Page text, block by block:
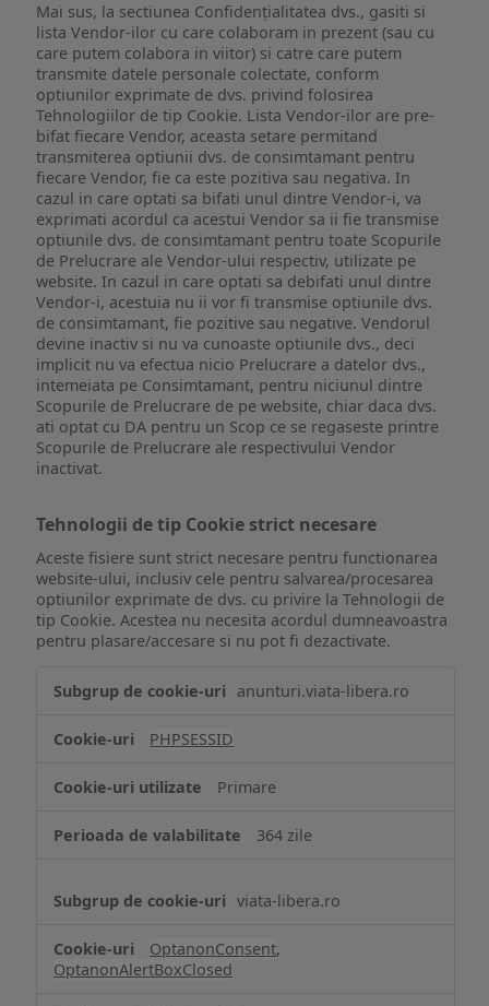
Mai sus, la sectiunea Confidențialitatea dvs., gasiti si
lista Vendor-ilor cu care colaboram in prezent (sau cu
care putem colabora in viitor) si catre care putem
transmite datele personale colectate, conform
optiunilor exprimate de dvs. privind folosirea
Tehnologiilor de tip Cookie. Lista Vendor-ilor are pre-
bifat fiecare Vendor, aceasta setare permitand
transmiterea optiunii dvs. de consimtamant pentru
fiecare Vendor, fie ca este pozitiva sau negativa. In
cazul in care optati sa bifati unul dintre Vendor-i, va
exprimati acordul ca acestui Vendor sa ii fie transmise
optiunile dvs. de consimtamant pentru toate Scopurile
de Prelucrare ale Vendor-ului respectiv, utilizate pe
website. In cazul in care optati sa debifati unul dintre
Vendor-i, acestuia nu ii vor fi transmise optiunile dvs.
de consimtamant, fie pozitive sau negative. Vendorul
devine inactiv si nu va cunoaste optiunile dvs., deci
implicit nu va efectua nicio Prelucrare a datelor dvs.,
intemeiata pe Consimtamant, pentru niciunul dintre
Scopurile de Prelucrare de pe website, chiar daca dvs.
ati optat cu DA pentru un Scop ce se regaseste printre
Scopurile de Prelucrare ale respectivului Vendor
inactivat.
Tehnologii de tip Cookie strict necesare
Aceste fisiere sunt strict necesare pentru functionarea
website-ului, inclusiv cele pentru salvarea/procesarea
optiunilor exprimate de dvs. cu privire la Tehnologii de
tip Cookie. Acestea nu necesita acordul dumneavoastra
pentru plasare/accesare si nu pot fi dezactivate.
de
Cookie
necesare
anunturi.viata-libera.ro
PHPSESSID
Primare
364 zile
viata-libera.ro
OptanonConsent,
OptanonAlertBoxClosed